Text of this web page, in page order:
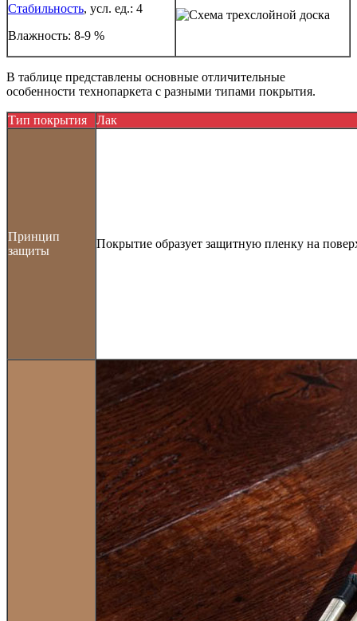
Стабильность, усл. ед.: 4
Влажность: 8-9 %
В таблице представлены основные отличительные
особенности технопаркета с разными типами покрытия.
Тип покрытия Лак
Принцип
защиты
Покрытие образует защитную пленку на